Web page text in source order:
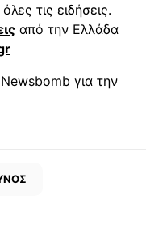
τις ειδήσεις.
από την Ελλάδα
για την